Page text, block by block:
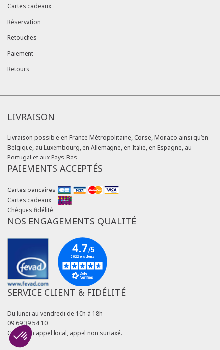
Cartes cadeaux
Réservation
Retouches
Paiement
Retours
LIVRAISON
Livraison possible en France Métropolitaine, Corse, Monaco ainsi qu’en
Belgique, au Luxembourg, en Allemagne, en Italie, en Espagne, au
Portugal et aux Pays-Bas.
PAIEMENTS ACCEPTÉS
Cartes bancaires
Cartes cadeaux
Chèques fidélité
NOS ENGAGEMENTS QUALITÉ
SERVICE CLIENT & FIDÉLITÉ
Du lundi au vendredi de 10h à 18h
09 69 39 54 10
Coût d'un appel local, appel non surtaxé.